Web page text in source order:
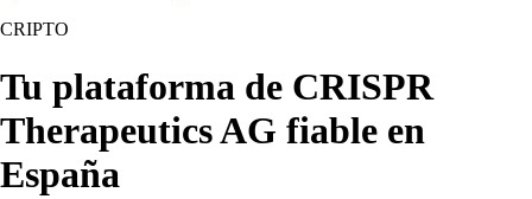
CRIPTO
Tu plataforma de CRISPR
Therapeutics AG fiable en
España